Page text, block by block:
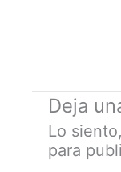
Deja
Lo
para